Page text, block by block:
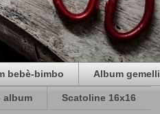
bebè-bimbo Album gemelli
album Scatoline 16x16